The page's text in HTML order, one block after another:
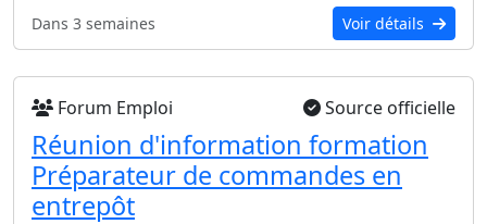
Dans 3 semaines Voir détails
Forum Emploi Source officielle
Réunion d'information formation
Préparateur de commandes en
entrepôt